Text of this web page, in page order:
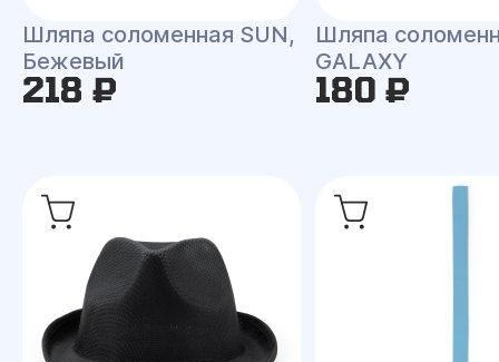
Шляпа соломенная SUN,
Бежевый
218 ₽
Шляпа
GALAXY
180 ₽